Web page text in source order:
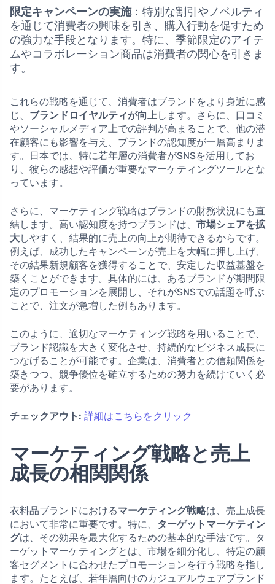
限定キャンペーンの実施：特別な割引やノベルティ
を通じて消費者の興味を引き、購入行動を促すため
の強力な手段となります。特に、季節限定のアイテ
ムやコラボレーション商品は消費者の関心を引きま
す。
これらの戦略を通じて、消費者はブランドをより身近に感
じ、 ブランドロイヤルティが向上 します。さらに、口コミ
やソーシャルメディア上での評判が高まることで、他の潜
在顧客にも影響を与え、ブランドの認知度が一層高まりま
す。日本では、特に若年層の消費者がSNSを活用してお
り、彼らの感想や評価が重要なマーケティングツールとな
っています。
さらに、マーケティング戦略はブランドの財務状況にも直
結します。高い認知度を持つブランドは、 市場シェアを拡
大しやすく、結果的に売上の向上が期待できるからです。
例えば、成功したキャンペーンが売上を大幅に押し上げ、
その結果新規顧客を獲得することで、安定した収益基盤を
築くことができます。具体的には、あるブランドが期間限
定のプロモーションを展開し、それがSNSでの話題を呼ぶ
ことで、注文が急増した例もあります。
このように、適切なマーケティング戦略を用いることで、
ブランド認識を大きく変化させ、持続的なビジネス成長に
つなげることが可能です。企業は、消費者との信頼関係を
築きつつ、競争優位を確立するための努力を続けていく必
要があります。
チェックアウト: 詳細はこちらをクリック
マーケティング戦略と売上
成長の相関関係
衣料品ブランドにおけるマーケティング戦略は、売上成長
において非常に重要です。特に、 ターゲットマーケティン
グは、その効果を最大化するための基本的な手法です。タ
ーゲットマーケティングとは、市場を細分化し、特定の顧
客セグメントに合わせたプロモーションを行う戦略を指し
ます。たとえば、若年層向けのカジュアルウェアブランド